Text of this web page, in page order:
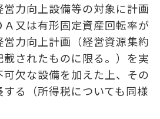
力向上設備等の対象に計画
又は有形固定資産回転率が
力向上計画（経営資源集約
されたものに限る。）を実
欠な設備を加えた上、その
る（所得税についても同様